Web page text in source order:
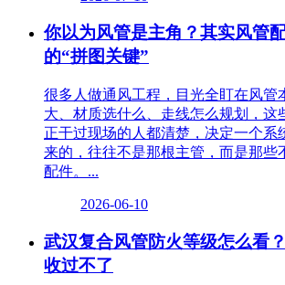
你以为风管是主角？其实风管
的“拼图关键”
很多人做通风工程，目光全盯在风管
大、材质选什么、走线怎么规划，这
正干过现场的人都清楚，决定一个系
来的，往往不是那根主管，而是那些
配件。...
2026-06-10
武汉复合风管防火等级怎么看
收过不了